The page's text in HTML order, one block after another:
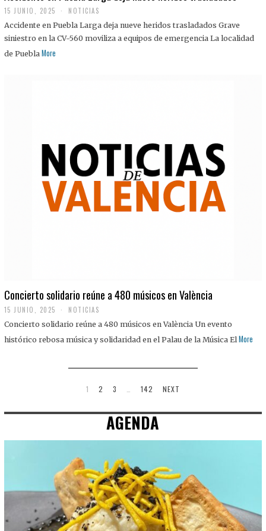
15 JUNIO, 2025 NOTICIAS
Accidente en Puebla Larga deja nueve heridos trasladados Grave
siniestro en la CV-560 moviliza a equipos de emergencia La localidad
de Puebla More
Concierto solidario reúne a 480 músicos en València
15 JUNIO, 2025 NOTICIAS
Concierto solidario reúne a 480 músicos en València Un evento
histórico rebosa música y solidaridad en el Palau de la Música El More
1 2 3 142 NEXT
AGENDA